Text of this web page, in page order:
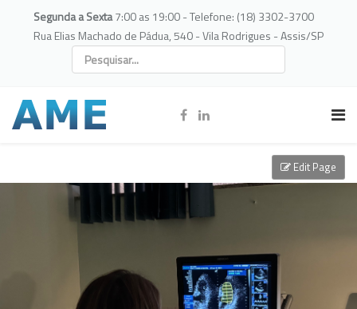
Segunda a Sexta7:00 as 19:00 - Telefone: (18) 3302-3700
Rua Elias Machado de Pádua, 540 - Vila Rodrigues - Assis/SP
Edit Page